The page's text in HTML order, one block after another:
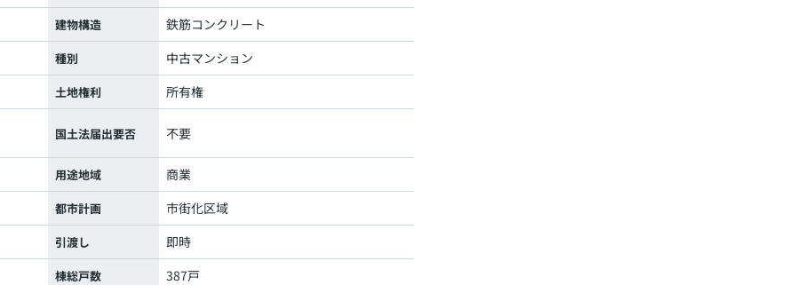
建物構造 鉄筋コンクリート
種別 中古マンション
土地権利 所有権
国土法届出要否 不要
用途地域 商業
都市計画 市街化区域
引渡し 即時
棟総戸数 387戸